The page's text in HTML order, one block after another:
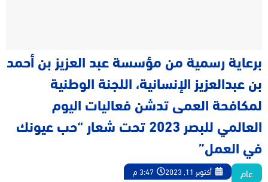
برعاية رسمية من مؤسسة عبد العزيز بن أحمد
بن عبدالعزيز الإنسانية، اللجنة الوطنية
لمكافحة العمى تدشن فعاليات اليوم
العالمي للبصر 2023 تحت شعار “حب عيونك
في العمل”
عام أكتوبر 11, 2023 3:47 م